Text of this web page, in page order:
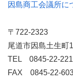
因島商工会議所に
〒722-2323
尾道市因島土生町
TEL 0845-22-
FAX 0845-22-